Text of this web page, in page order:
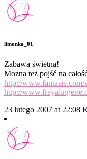
limonka_01
Zabawa świetna!
Mozna też pojść na
http://www.fantasie.com/
http://
23 lutego 2007 at 22:08